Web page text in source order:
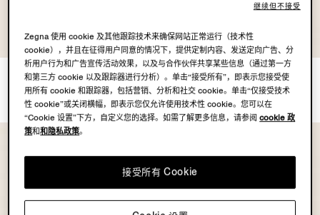
深棕色 Orizzonte I 金属太阳镜
MOP$3650.0
米色 Orizzonte I 钛金属太阳镜
MOP$3400.0
Zegna 使用 cookie 及其他跟踪技术来确保网站正常运行（技术性
cookie），并且在征得用户同意的情况下，提供定制内容、发送定向广告、分
析用户行为和广告宣传活动效果，以及与合作伙伴共享某些信息（通过第一方
和第三方 cookie 以及跟踪器进行分析）。单击“接受所有”，即表示您接受使
用所有 cookie 和跟踪器，包括营销、分析和社交 cookie。单击“仅接受技术
性 cookie”或关闭横幅，即表示您仅允许使用技术性 cookie。您可以在
“Cookie 设置”下方，自定义您的选择。如需了解更多信息，请参阅cookie 政
策和和隐私政策。
接受所有 Cookie
继续但不接受